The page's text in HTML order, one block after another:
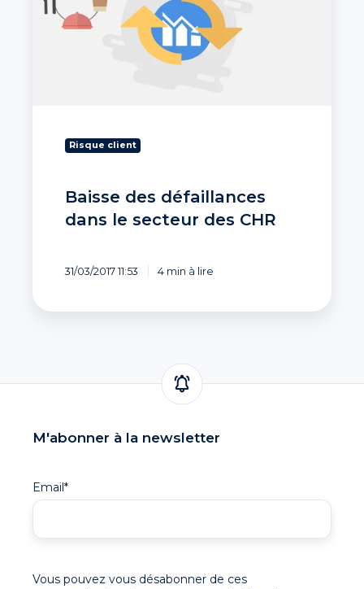
dans
Risque client
Baisse des défaillances
dans le secteur des CHR
31/03/2017 11:53 4 min à lire
M'abonner à la newsletter
Email*
Vous pouvez vous désabonner de ces